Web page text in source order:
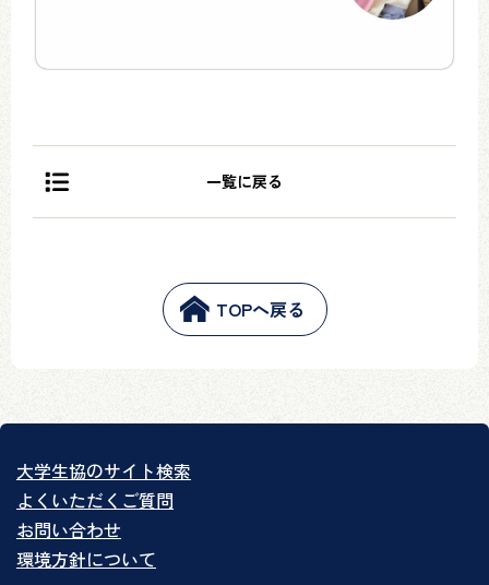
一覧に戻る
TOPへ戻る
大学生協のサイト検索
よくいただくご質問
お問い合わせ
環境方針について